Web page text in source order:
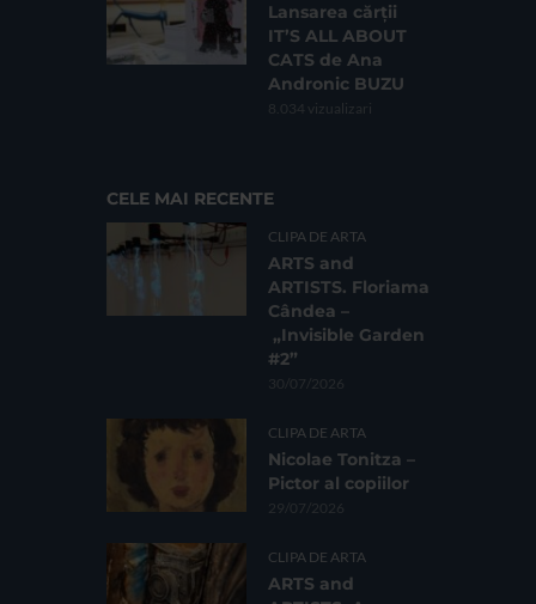
Lansarea cărții
IT’S ALL ABOUT
CATS de Ana
Andronic BUZU
8.034 vizualizari
CELE MAI RECENTE
CLIPA DE ARTA
ARTS and
ARTISTS. Floriama
Cândea –
„Invisible Garden
#2”
30/07/2026
CLIPA DE ARTA
Nicolae Tonitza –
Pictor al copiilor
29/07/2026
CLIPA DE ARTA
ARTS and